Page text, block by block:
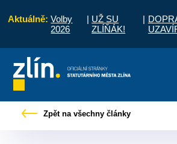
Aktuálně: Volby
2026
| UŽ SU
ZLÍŇÁK!
|
vyřídit Potřebuji zaplatit
Zpět na všechny články